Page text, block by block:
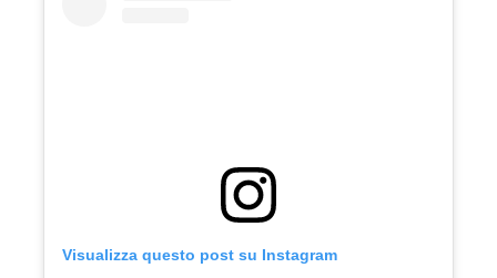
Visualizza questo post su Instagram